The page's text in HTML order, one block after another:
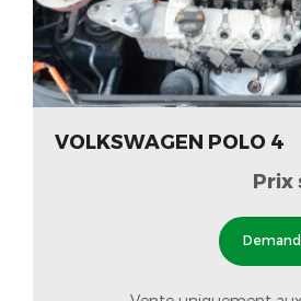
VOLKSWAGEN POLO 4
Prix